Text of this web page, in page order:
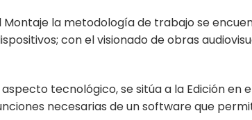
Montaje la metodología de trabajo se
con el visionado de obras
aspecto tecnológico, se sitúa a la Edición
necesarias de un software que